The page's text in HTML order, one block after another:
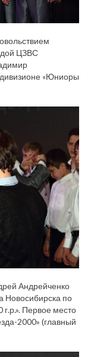
ЦЗВС
«Юниоры
Андрейченко
Новосибирска по
Первое место
2000» (главный